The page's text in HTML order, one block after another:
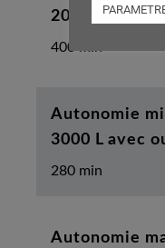
2000 L avec
400 min
Autonomie
3000 L avec
280 min
Autonomie